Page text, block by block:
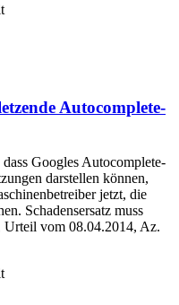
Autocomplete-
Googles Autocomplete-
darstellen können,
jetzt, die
Schadensersatz muss
vom 08.04.2014, Az.